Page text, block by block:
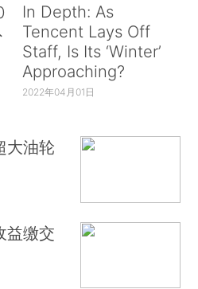
In Depth: As
Tencent Lays Off
Staff, Is Its ‘Winter’
Approaching?
2022年04月01日
大油轮
益缴交